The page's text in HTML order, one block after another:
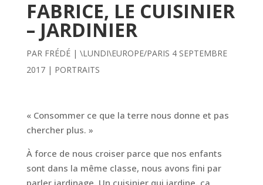
FABRICE, LE CUISINIER
– JARDINIER
PAR FRÉDÉ| \LUNDI\EUROPE/PARIS 4 SEPTEMBRE
2017| PORTRAITS
« Consommer ce que la terre nous donne et pas
chercher plus. »
À force de nous croiser parce que nos enfants
sont dans la même classe, nous avons fini par
parler jardinage. Un cuisinier qui jardine, ça